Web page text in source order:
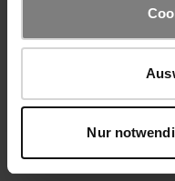
Nur